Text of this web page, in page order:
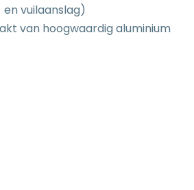
vuilaanslag)
van hoogwaardig aluminium